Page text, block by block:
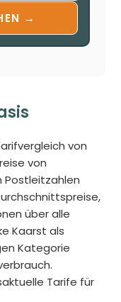
→
von
von
Postleitzahlen
über alle
Kaarst als
Kategorie
Tarife für